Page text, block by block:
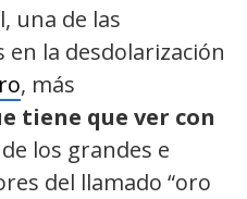
una de las
la desdolarización
, más
tiene que ver con
los grandes e
del llamado “oro